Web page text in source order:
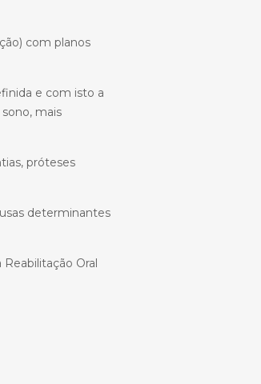
com planos
e com isto a
mais
próteses
determinantes
Oral